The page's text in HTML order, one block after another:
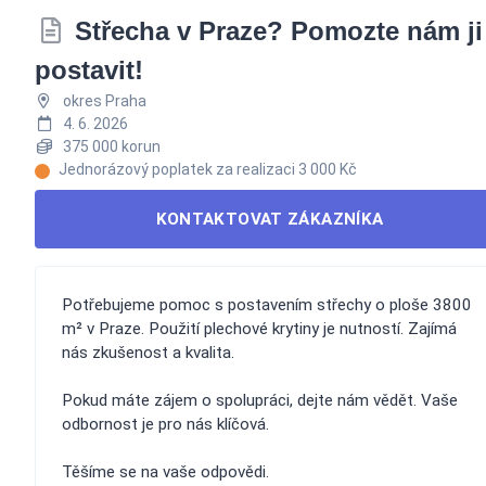
Střecha v Praze? Pomozte nám ji
postavit!
okres Praha
4. 6. 2026
375 000 korun
Jednorázový poplatek za realizaci 3 000 Kč
KONTAKTOVAT ZÁKAZNÍKA
Potřebujeme pomoc s postavením střechy o ploše 3800
m² v Praze. Použití plechové krytiny je nutností. Zajímá
nás zkušenost a kvalita.
Pokud máte zájem o spolupráci, dejte nám vědět. Vaše
odbornost je pro nás klíčová.
Těšíme se na vaše odpovědi.